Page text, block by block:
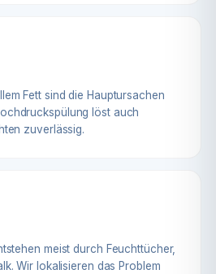
Fett sind die Hauptursachen
löst auch
zuverlässig.
meist durch Feuchttücher,
Wir lokalisieren das Problem